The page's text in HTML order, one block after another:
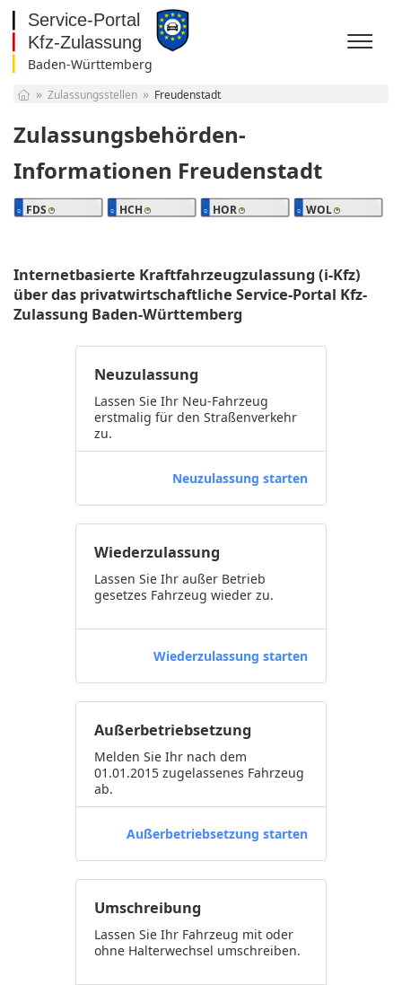
Baden-Württemberg
Bayern
Brandenburg
Bremen
Hamburg
Hessen
Mecklenburg-
Rheinland-Pfalz
Saarland
Sachsen
Thüringen
Zulassungsstellen Freudenstadt
Zulassungsbehörden-
Informationen Freudenstadt
FDS HCH HOR WOL
Internetbasierte Kraftfahrzeugzulassung (i-Kfz)
über das privatwirtschaftliche Service-Portal Kfz-
Zulassung Baden-Württemberg
Neuzulassung
Lassen Sie Ihr Neu-Fahrzeug
erstmalig für den Straßenverkehr
zu.
Neuzulassung starten
Wiederzulassung
Lassen Sie Ihr außer Betrieb
gesetzes Fahrzeug wieder zu.
Wiederzulassung starten
Außerbetriebsetzung
Melden Sie Ihr nach dem
01.01.2015 zugelassenes Fahrzeug
ab.
Außerbetriebsetzung starten
Umschreibung
Lassen Sie Ihr Fahrzeug mit oder
ohne Halterwechsel umschreiben.